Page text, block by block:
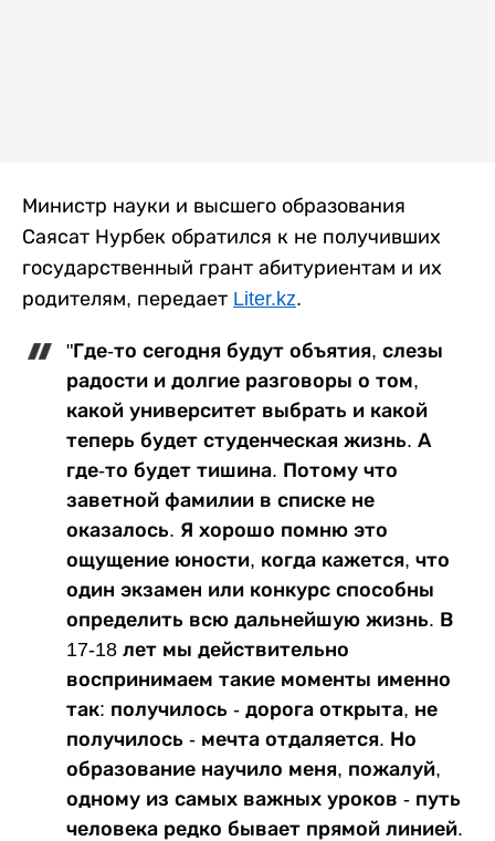
Министр науки и высшего образования
Саясат Нурбек обратился к не получивших
государственный грант абитуриентам и их
родителям, передает Liter.kz.
"Где-то сегодня будут объятия, слезы
радости и долгие разговоры о том,
какой университет выбрать и какой
теперь будет студенческая жизнь. А
где-то будет тишина. Потому что
заветной фамилии в списке не
оказалось. Я хорошо помню это
ощущение юности, когда кажется, что
один экзамен или конкурс способны
определить всю дальнейшую жизнь. В
17-18 лет мы действительно
воспринимаем такие моменты именно
так: получилось - дорога открыта, не
получилось - мечта отдаляется. Но
образование научило меня, пожалуй,
одному из самых важных уроков - путь
человека редко бывает прямой линией.